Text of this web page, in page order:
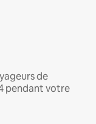
de
pendant votre